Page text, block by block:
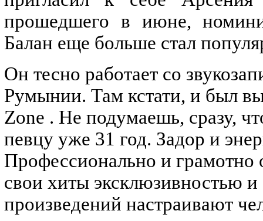
прошедшего в июне,
Балан еще больше стал
Он тесно работает со
Румынии. Там кстати, и был
Zone . Не подумаешь, сразу,
певцу уже 31 год. Задор и
Профессионально и грамотно
свои хиты эксклюзивностью
произведений настраивают